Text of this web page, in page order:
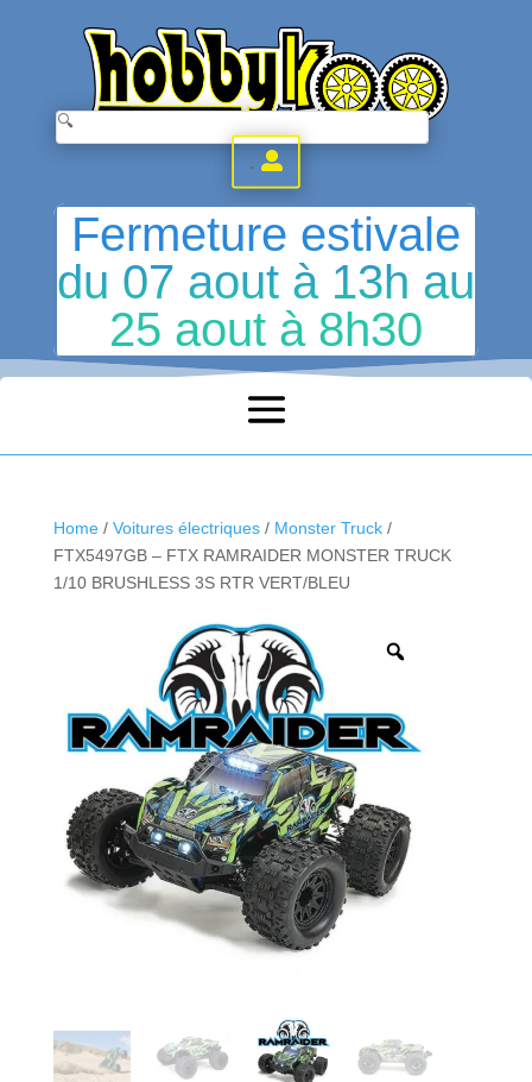
.
Fermeture estivale
du 07 aout à 13h au
25 aout à 8h30
Home/ Voitures électriques/ Monster Truck/
FTX5497GB – FTX RAMRAIDER MONSTER TRUCK
1/10 BRUSHLESS 3S RTR VERT/BLEU